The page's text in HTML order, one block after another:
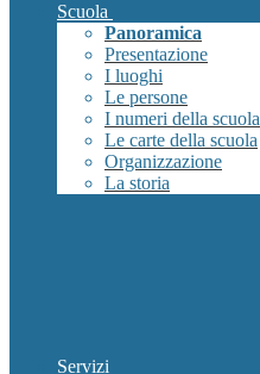
Scuola
Panoramica
Presentazione
I luoghi
Le persone
I numeri della scuola
Le carte della scuola
Organizzazione
La storia
Servizi